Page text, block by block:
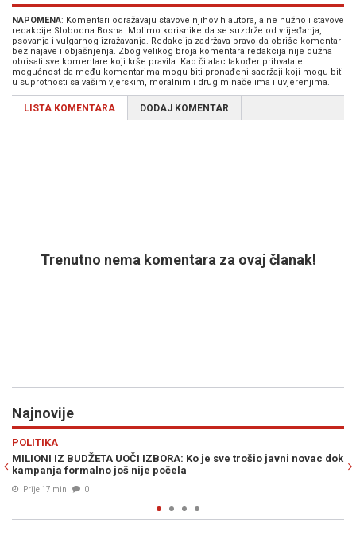
NAPOMENA: Komentari odražavaju stavove njihovih autora, a ne nužno i stavove
redakcije Slobodna Bosna. Molimo korisnike da se suzdrže od vrijeđanja,
psovanja i vulgarnog izražavanja. Redakcija zadržava pravo da obriše komentar
bez najave i objašnjenja. Zbog velikog broja komentara redakcija nije dužna
obrisati sve komentare koji krše pravila. Kao čitalac također prihvatate
mogućnost da među komentarima mogu biti pronađeni sadržaji koji mogu biti
u suprotnosti sa vašim vjerskim, moralnim i drugim načelima i uvjerenjima.
LISTA KOMENTARA DODAJ KOMENTAR
Trenutno nema komentara za ovaj članak!
Najnovije
dok
REGIJA
NEKO JE U OLUJI UBIO DEVET INVALIDA U KOLICIMA: "Ništa
užasnije nisam vidio"
Prije 24 min